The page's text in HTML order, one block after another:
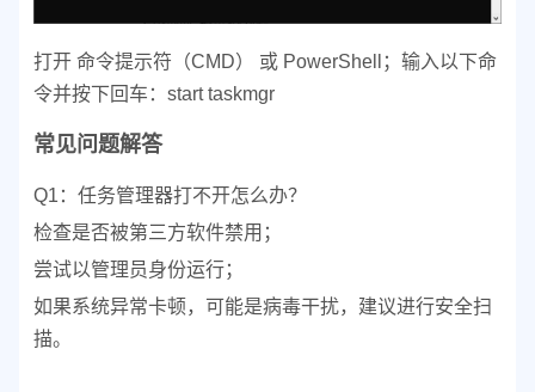
打开 命令提示符（CMD） 或 PowerShell； 输入以下命
令并按下回车： start taskmgr
常见问题解答
Q1：任务管理器打不开怎么办？
检查是否被第三方软件禁用；
尝试以管理员身份运行；
如果系统异常卡顿，可能是病毒干扰，建议进行安全扫
描。